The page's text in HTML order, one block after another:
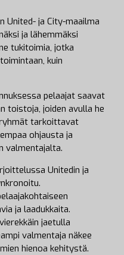
United- ja City-maailma
ja lähemmäksi
tukitoimia, jotka
kuin
pelaajat saavat
toistoja, joiden avulla he
tarkoittavat
ohjausta ja
valmentajalta.
Unitedin ja
ja laadukkaita.
jaetulla
valmentaja näkee
hienoa kehitystä.